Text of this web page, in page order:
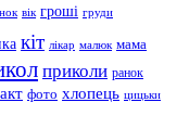
вік гроші груди
кіт лікар малюк мама
приколи ранок
фото хлопець цицьки